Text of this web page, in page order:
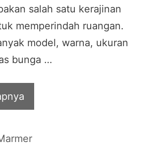
salah satu kerajinan
memperindah ruangan.
model, warna, ukuran
bunga …